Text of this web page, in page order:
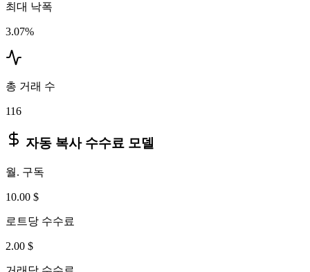
최대 낙폭
3.07%
총 거래 수
116
자동 복사 수수료 모델
월. 구독
10.00 $
로트당 수수료
2.00 $